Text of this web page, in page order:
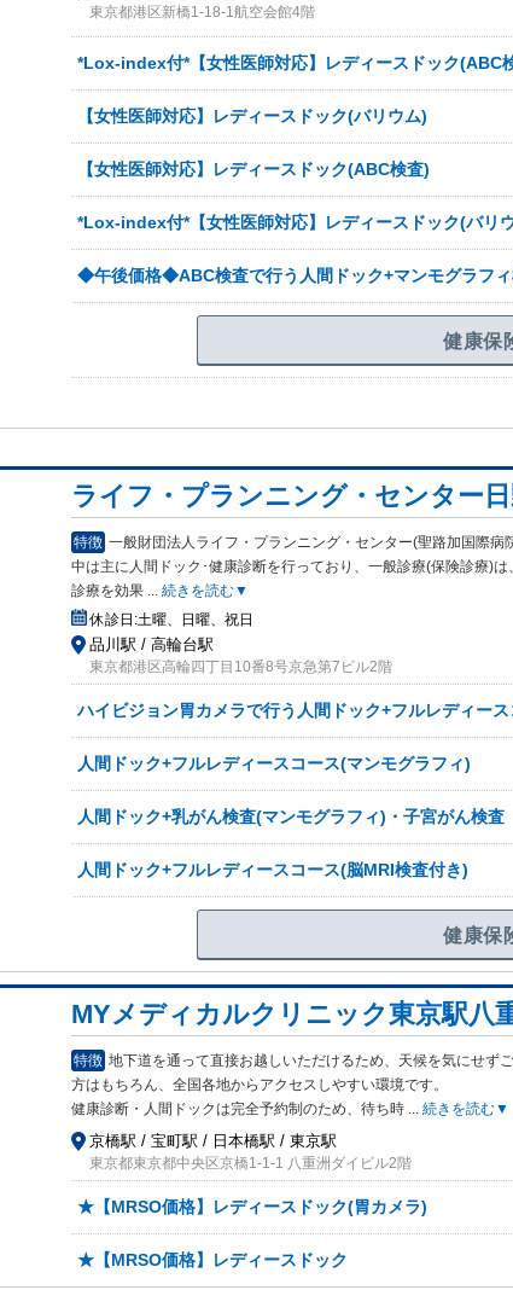
東京都港区新橋1-18-1航空会館4階
*Lox-index付*【女性医師対応】レディースドック(ABC
【女性医師対応】レディースドック(バリウム)
【女性医師対応】レディースドック(ABC検査)
*Lox-index付*【女性医師対応】レディースドック(バリ
◆午後価格◆ABC検査で行う人間ドック+マンモグラフ
健康保
ライフ・プランニング・センター
特徴 一般財団法人ライフ・プランニング・センター(聖路加国際
中は主に人間ドック･健康診断を行っており、一般診療(保険診療)は
診療を効果 ... 続きを読む▼
休診日:土曜、日曜、祝日
品川駅 / 高輪台駅
東京都港区高輪四丁目10番8号京急第7ビル2階
ハイビジョン胃カメラで行う人間ドック+フルレディース
人間ドック+フルレディースコース(マンモグラフィ)
人間ドック+乳がん検査(マンモグラフィ)・子宮がん検査
人間ドック+フルレディースコース(脳MRI検査付き)
健康保
MYメディカルクリニック東京駅八
特徴 地下道を通って直接お越しいただけるため、天候を気にせず
方は もちろん、全国各地からアクセスしやすい環境です。
健康診断・人間ドックは完全予約制のため、待ち時 ... 続きを読む▼
京橋駅 / 宝町駅 / 日本橋駅 / 東京駅
東京都東京都中央区京橋1-1-1 八重洲ダイビル2階
★【MRSO価格】レディースドック(胃カメラ)
★【MRSO価格】レディースドック